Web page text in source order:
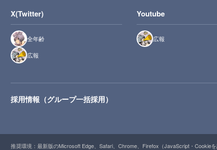
X(Twitter)
全年齢
広報
Youtube
広報
採用情報（グループ一括採用）
推奨環境：最新版のMicrosoft Edge、Safari、Chrome、Firefox（JavaScript・Cookie